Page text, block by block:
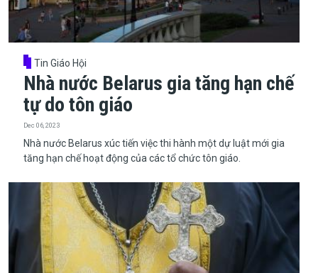
Tin Giáo Hội
Nhà nước Belarus gia tăng hạn chế
tự do tôn giáo
Dec 06, 2023
​​​​​​​Nhà nước Belarus xúc tiến việc thi hành một dự luật mới gia
tăng hạn chế hoạt động của các tổ chức tôn giáo.